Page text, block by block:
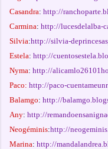
Casandra: http://
Carmina: http://lucesdelalba-
Silvia:http://silvia-
Estela: http://
Nyma: http://
Paco: http://paco-
Balamgo: http://
Any: http://
Neogéminis:http://
Marina: http://